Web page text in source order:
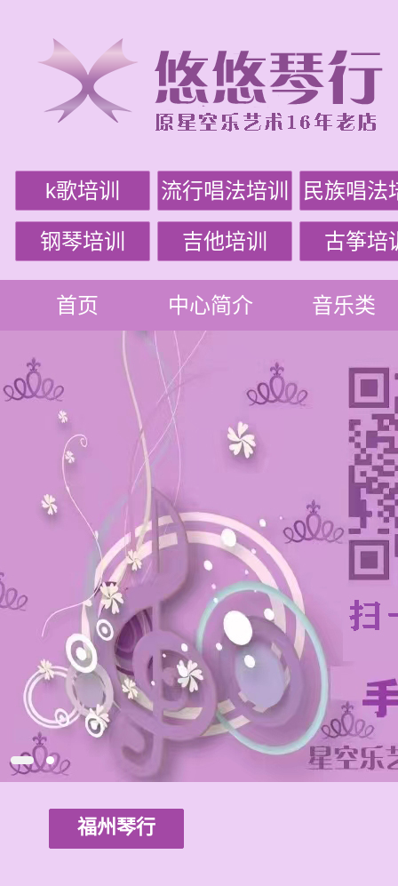
k歌培训 流行唱法培训 民族唱法
钢琴培训 吉他培训 古筝培
首页 中心简介 音乐类
福州琴行